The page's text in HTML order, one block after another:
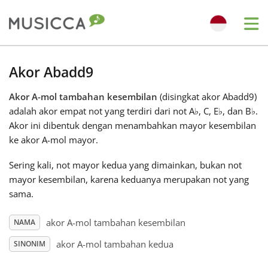
Български
Dansk
Deutsch
Akor Abadd9
Akor A-mol tambahan kesembilan (disingkat akor Abadd9)
adalah akor empat not yang terdiri dari not A♭, C, E♭, dan B♭.
Akor ini dibentuk dengan menambahkan mayor kesembilan
ke akor A-mol mayor.
Sering kali, not mayor kedua yang dimainkan, bukan not
mayor kesembilan, karena keduanya merupakan not yang
sama.
NAMA akor A-mol tambahan kesembilan
SINONIM akor A-mol tambahan kedua